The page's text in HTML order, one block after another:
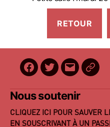
Facebook
Twitter
E-
mail
Nous soutenir
CLIQUEZ ICI POUR SAUVER
EN SOUSCRIVANT À UN